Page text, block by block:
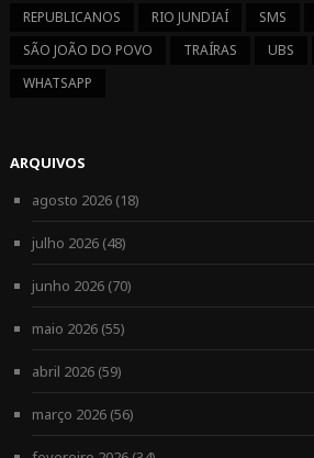
REPUBLICANOS
RIO JUNDIAÍ SMS
SÃO JOÃO DO POVO
TRAÍRAS UBS
WHATSAPP
ARQUIVOS
agosto 2026(18)
julho 2026(48)
junho 2026(70)
maio 2026(55)
abril 2026(59)
março 2026(56)